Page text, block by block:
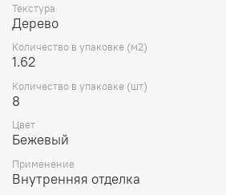
Текстура
Дерево
Количество в упаковке (м2)
1.62
Количество в упаковке (шт)
8
Цвет
Бежевый
Применение
Внутренняя отделка